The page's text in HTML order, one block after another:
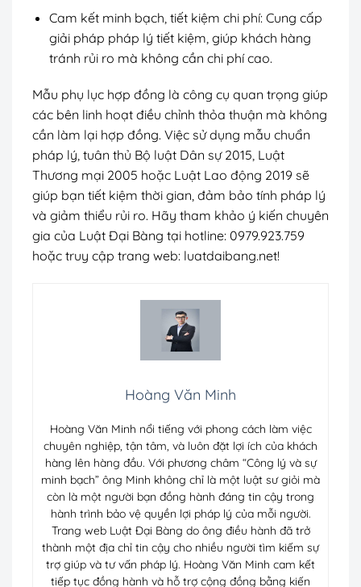
Cam kết minh bạch, tiết kiệm chi phí: Cung cấp
giải pháp pháp lý tiết kiệm, giúp khách hàng
tránh rủi ro mà không cần chi phí cao.
Mẫu phụ lục hợp đồng là công cụ quan trọng giúp
các bên linh hoạt điều chỉnh thỏa thuận mà không
cần làm lại hợp đồng. Việc sử dụng mẫu chuẩn
pháp lý, tuân thủ Bộ luật Dân sự 2015, Luật
Thương mại 2005 hoặc Luật Lao động 2019 sẽ
giúp bạn tiết kiệm thời gian, đảm bảo tính pháp lý
và giảm thiểu rủi ro. Hãy tham khảo ý kiến chuyên
gia của Luật Đại Bàng tại hotline: 0979.923.759
hoặc truy cập trang web: luatdaibang.net!
Hoàng Văn Minh
Hoàng Văn Minh nổi tiếng với phong cách làm việc
chuyên nghiệp, tận tâm, và luôn đặt lợi ích của khách
hàng lên hàng đầu. Với phương châm “Công lý và sự
minh bạch” ông Minh không chỉ là một luật sư giỏi mà
còn là một người bạn đồng hành đáng tin cậy trong
hành trình bảo vệ quyền lợi pháp lý của mỗi người.
Trang web Luật Đại Bàng do ông điều hành đã trở
thành một địa chỉ tin cậy cho nhiều người tìm kiếm sự
trợ giúp và tư vấn pháp lý. Hoàng Văn Minh cam kết
tiếp tục đồng hành và hỗ trợ cộng đồng bằng kiến